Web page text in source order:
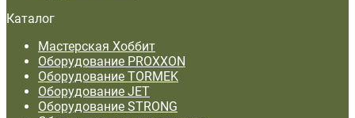
Каталог
Мастерская Хоббит
Оборудование PROXXON
Оборудование TORMEK
Оборудование JET
Оборудование STRONG